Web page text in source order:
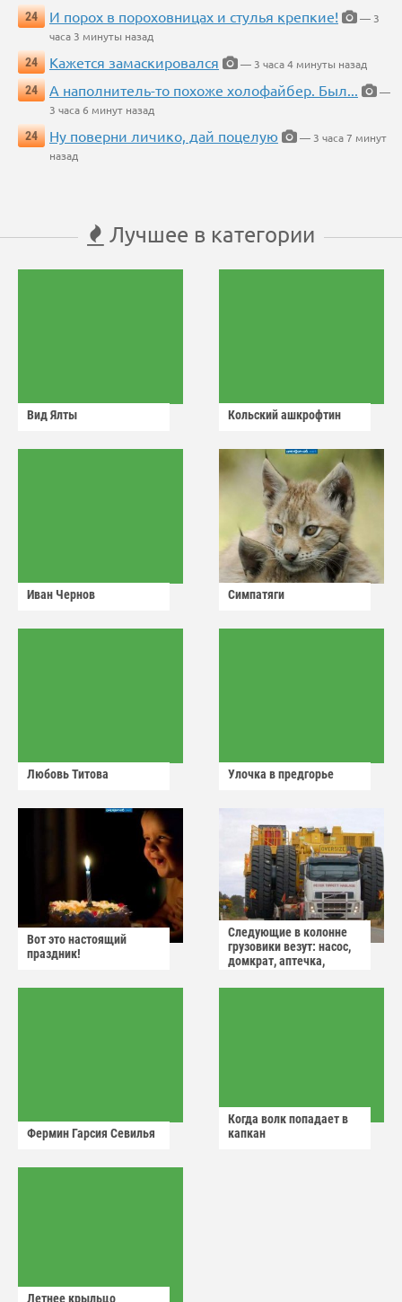
24
И порох в пороховницах и стулья крепкие!
— 3
часа 3 минуты назад
24
Кажется замаскировался
— 3 часа 4 минуты назад
24
А наполнитель-то похоже холофайбер. Был...
—
3 часа 6 минут назад
24
Ну поверни личико, дай поцелую
— 3 часа 7 минут
назад
Лучшее в категории
Вид Ялты Кольский ашкрофтин
Иван Чернов Симпатяги
Любовь Титова Улочка в предгорье
Вот это настоящий
праздник!
Следующие в колонне
грузовики везут: насос,
домкрат, аптечка,
Фермин Гарсия Севилья
Когда волк попадает в
капкан
Летнее крыльцо